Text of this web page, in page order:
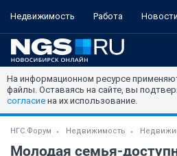
Недвижимость Работа Новости
На информационном ресурсе
файлы. Оставаясь на сайте, вы
согласие на их использование.
НГС.Форум Недвижимость